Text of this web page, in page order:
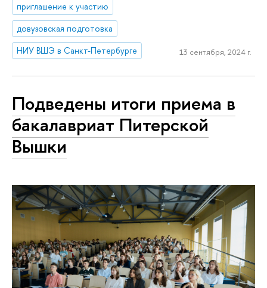
приглашение к участию
довузовская подготовка
НИУ ВШЭ в Санкт-Петербурге
13 сентября, 2024 г.
Подведены итоги приема в
бакалавриат Питерской
Вышки